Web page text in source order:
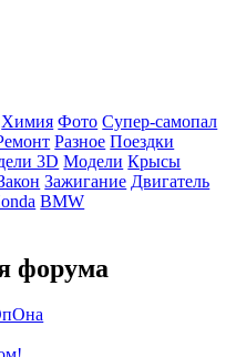
Химия Фото Супер-самопал
Разное Поездки
3D Модели Крысы
Зажигание Двигатель
BMW
форума